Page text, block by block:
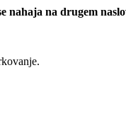
nahaja na drugem